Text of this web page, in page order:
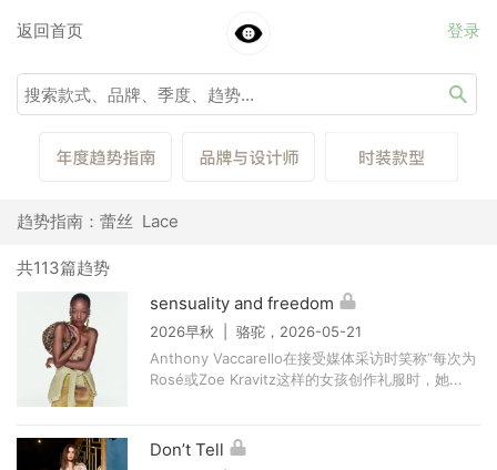
返回首页 登录
趋势指南：蕾丝 Lace
共113篇趋势
sensuality and freedom
2026早秋 | 骆驼，2026-05-21
Anthony Vaccarello在接受媒体采访时笑称“每次为
Rosé或Zoe Kravitz这样的女孩创作礼服时，她...
Don’t Tell